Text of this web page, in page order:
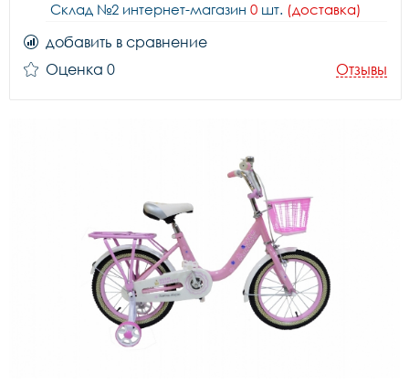
Склад №2 интернет-магазин 0 шт. (доставка)
добавить в сравнение
Оценка 0
Отзывы